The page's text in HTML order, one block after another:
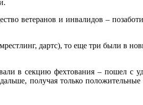
ветеранов и инвалидов –
дартс), то еще три были в
в секцию фехтования – пошел с
получая только